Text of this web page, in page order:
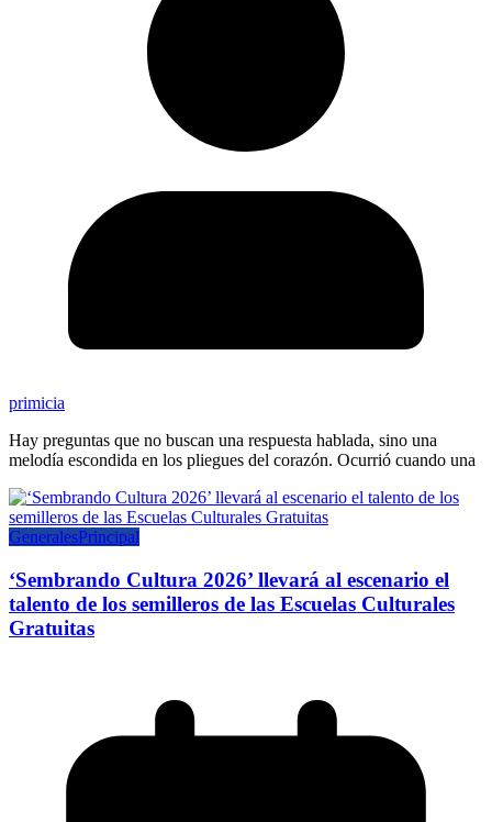
primicia
Hay preguntas que no buscan una respuesta hablada, sino una
melodía escondida en los pliegues del corazón. Ocurrió cuando una
GeneralesPrincipal
‘Sembrando Cultura 2026’ llevará al escenario el
talento de los semilleros de las Escuelas Culturales
Gratuitas